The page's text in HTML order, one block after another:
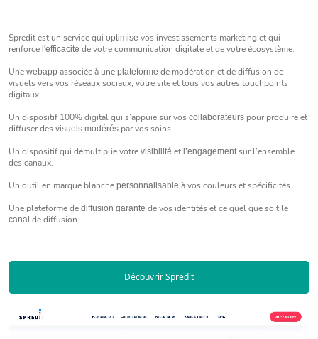
Spredit est un service qui optimise vos investissements marketing et qui
renforce l'efficacité de votre communication digitale et de votre écosystème.
Une webapp associée à une plateforme de modération et de diffusion de
visuels vers vos réseaux sociaux, votre site et tous vos autres touchpoints
digitaux.
Un dispositif 100% digital qui s’appuie sur vos collaborateurs pour produire et
diffuser des visuels modérés par vos soins.
Un dispositif qui démultiplie votre visibilité et l’engagementsur l’ensemble
des canaux.
Un outil en marque blanche personnalisable à vos couleurs et spécificités.
Une plateforme de diffusion garante de vos identités et ce quel que soit le
canal de diffusion.
Découvrir Spredit